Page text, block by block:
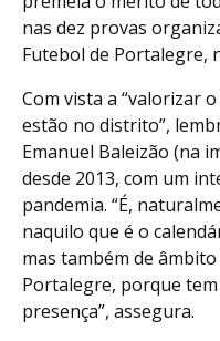
nas dez provas
Futebol de Portalegre,
Com vista a “valorizar
estão no distrito”,
Emanuel Baleizão (na
desde 2013, com um
pandemia. “É,
naquilo que é o
mas também de
Portalegre, porque
presença”, assegura.